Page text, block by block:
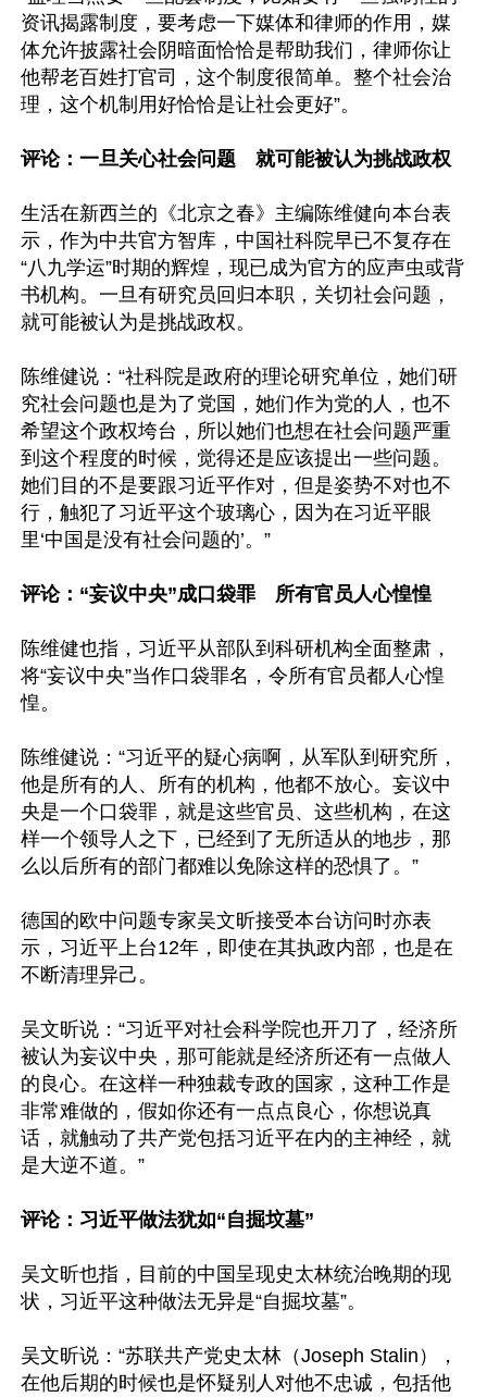
资讯揭露制度，要考虑一下媒体和律师的作用，媒
体允许披露社会阴暗面恰恰是帮助我们，律师你让
他帮老百姓打官司，这个制度很简单。整个社会治
理，这个机制用好恰恰是让社会更好”。
评论：一旦关心社会问题　就可能被认为挑战政权
生活在新西兰的《北京之春》主编陈维健向本台表
示，作为中共官方智库，中国社科院早已不复存在
“八九学运”时期的辉煌，现已成为官方的应声虫或背
书机构。一旦有研究员回归本职，关切社会问题，
就可能被认为是挑战政权。
陈维健说：“社科院是政府的理论研究单位，她们研
究社会问题也是为了党国，她们作为党的人，也不
希望这个政权垮台，所以她们也想在社会问题严重
到这个程度的时候，觉得还是应该提出一些问题。
她们目的不是要跟习近平作对，但是姿势不对也不
行，触犯了习近平这个玻璃心，因为在习近平眼
里‘中国是没有社会问题的’。”
评论：“妄议中央”成口袋罪　所有官员人心惶惶
陈维健也指，习近平从部队到科研机构全面整肃，
将“妄议中央”当作口袋罪名，令所有官员都人心惶
惶。
陈维健说：“习近平的疑心病啊，从军队到研究所，
他是所有的人、所有的机构，他都不放心。妄议中
央是一个口袋罪，就是这些官员、这些机构，在这
样一个领导人之下，已经到了无所适从的地步，那
么以后所有的部门都难以免除这样的恐惧了。”
德国的欧中问题专家吴文昕接受本台访问时亦表
示，习近平上台12年，即使在其执政内部，也是在
不断清理异己。
吴文昕说：“习近平对社会科学院也开刀了，经济所
被认为妄议中央，那可能就是经济所还有一点做人
的良心。在这样一种独裁专政的国家，这种工作是
非常难做的，假如你还有一点点良心，你想说真
话，就触动了共产党包括习近平在内的主神经，就
是大逆不道。”
评论：习近平做法犹如“自掘坟墓”
吴文昕也指，目前的中国呈现史太林统治晚期的现
状，习近平这种做法无异是“自掘坟墓”。
吴文昕说：“苏联共产党史太林（Joseph Stalin），
在他后期的时候也是怀疑别人对他不忠诚，包括他